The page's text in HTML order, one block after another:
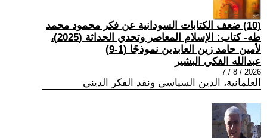
(10) ضعف الكتابات السودانية عن فكر محمود محمد
طه- كتاب: الإسلام المعاصر وتحدي الحداثة (2025)،
لأمين حامد زين العابدين نموذجًا (1-9)
عبدالله الفكي البشير
2026 / 8 / 7
العلمانية، الدين السياسي ونقد الفكر الديني